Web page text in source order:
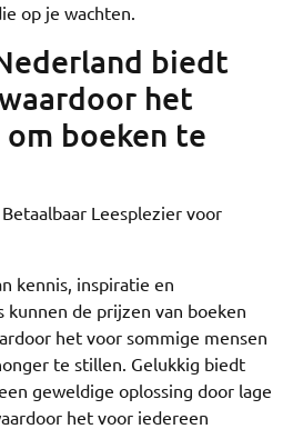
op je wachten.
biedt
het
boeken te
Leesplezier voor
kennis, inspiratie en
kunnen de prijzen van boeken
het voor sommige mensen
te stillen. Gelukkig biedt
geweldige oplossing door lage
het voor iedereen